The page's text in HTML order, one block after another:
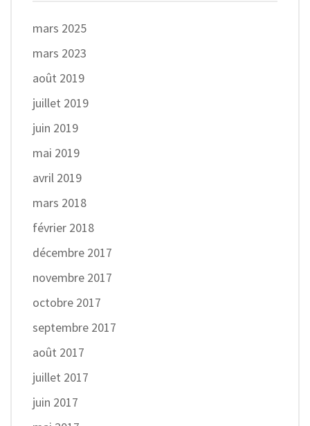
mars 2025
mars 2023
août 2019
juillet 2019
juin 2019
mai 2019
avril 2019
mars 2018
février 2018
décembre 2017
novembre 2017
octobre 2017
septembre 2017
août 2017
juillet 2017
juin 2017